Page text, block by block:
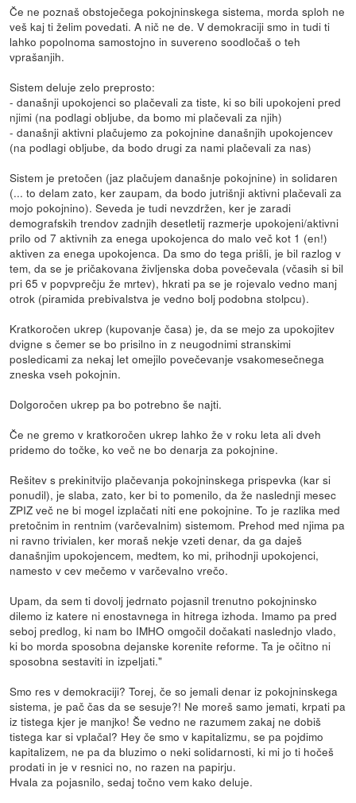
Če ne poznaš obstoječega pokojninskega sistema, morda sploh ne
veš kaj ti želim povedati. A nič ne de. V demokraciji smo in tudi ti
lahko popolnoma samostojno in suvereno soodločaš o teh
vprašanjih.
Sistem deluje zelo preprosto:
- današnji upokojenci so plačevali za tiste, ki so bili upokojeni pred
njimi (na podlagi obljube, da bomo mi plačevali za njih)
- današnji aktivni plačujemo za pokojnine današnjih upokojencev
(na podlagi obljube, da bodo drugi za nami plačevali za nas)
Sistem je pretočen (jaz plačujem današnje pokojnine) in solidaren
(... to delam zato, ker zaupam, da bodo jutrišnji aktivni plačevali za
mojo pokojnino). Seveda je tudi nevzdržen, ker je zaradi
demografskih trendov zadnjih desetletij razmerje upokojeni/aktivni
prilo od 7 aktivnih za enega upokojenca do malo več kot 1 (en!)
aktiven za enega upokojenca. Da smo do tega prišli, je bil razlog v
tem, da se je pričakovana življenska doba povečevala (včasih si bil
pri 65 v popvprečju že mrtev), hkrati pa se je rojevalo vedno manj
otrok (piramida prebivalstva je vedno bolj podobna stolpcu).
Kratkoročen ukrep (kupovanje časa) je, da se mejo za upokojitev
dvigne s čemer se bo prisilno in z neugodnimi stranskimi
posledicami za nekaj let omejilo povečevanje vsakomesečnega
zneska vseh pokojnin.
Dolgoročen ukrep pa bo potrebno še najti.
Če ne gremo v kratkoročen ukrep lahko že v roku leta ali dveh
pridemo do točke, ko več ne bo denarja za pokojnine.
Rešitev s prekinitvijo plačevanja pokojninskega prispevka (kar si
ponudil), je slaba, zato, ker bi to pomenilo, da že naslednji mesec
ZPIZ več ne bi mogel izplačati niti ene pokojnine. To je razlika med
pretočnim in rentnim (varčevalnim) sistemom. Prehod med njima pa
ni ravno trivialen, ker moraš nekje vzeti denar, da ga daješ
današnjim upokojencem, medtem, ko mi, prihodnji upokojenci,
namesto v cev mečemo v varčevalno vrečo.
Upam, da sem ti dovolj jedrnato pojasnil trenutno pokojninsko
dilemo iz katere ni enostavnega in hitrega izhoda. Imamo pa pred
seboj predlog, ki nam bo IMHO omgočil dočakati naslednjo vlado,
ki bo morda sposobna dejanske korenite reforme. Ta je očitno ni
sposobna sestaviti in izpeljati."
Smo res v demokraciji? Torej, če so jemali denar iz pokojninskega
sistema, je pač čas da se sesuje?! Ne moreš samo jemati, krpati pa
iz tistega kjer je manjko! Še vedno ne razumem zakaj ne dobiš
tistega kar si vplačal? Hey če smo v kapitalizmu, se pa pojdimo
kapitalizem, ne pa da bluzimo o neki solidarnosti, ki mi jo ti hočeš
prodati in je v resnici no, no razen na papirju.
Hvala za pojasnilo, sedaj točno vem kako deluje.